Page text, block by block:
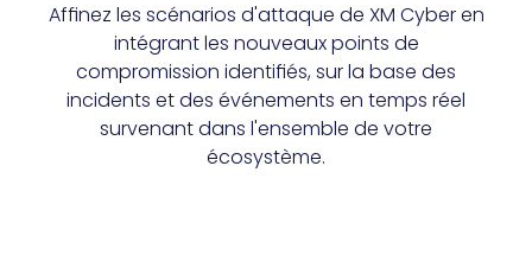
Affinez les scénarios d'attaque de XM Cyber en
intégrant les nouveaux points de
compromission identifiés, sur la base des
incidents et des événements en temps réel
survenant dans l'ensemble de votre
écosystème.